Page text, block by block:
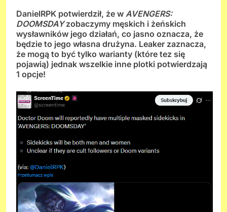
DanielRPK potwierdził, że w AVENGERS:
DOOMSDAYzobaczymy męskich i żeńskich
wysławników jego działań, co jasno oznacza, że
będzie to jego własna drużyna. Leaker zaznacza,
że mogą to być tylko warianty (które tez się
pojawią) jednak wszelkie inne plotki potwierdzają
1 opcje!